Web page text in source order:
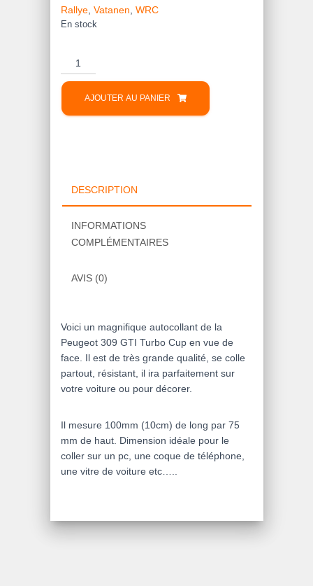
Rallye, Vatanen WRC
En stock
quantité
de
Autocollant
AJOUTER AU PANIER
DESCRIPTION
INFORMATIONS
COMPLÉMENTAIRES
AVIS (0)
Voici un magnifique autocollant de la
Peugeot 309 GTI Turbo Cup en vue de
face. Il est de très grande qualité, se colle
partout, résistant, il ira parfaitement sur
votre voiture ou pour décorer.
Il mesure 100mm (10cm) de long par 75
mm de haut. Dimension idéale pour le
coller sur un pc, une coque de téléphone,
une vitre de voiture etc…..